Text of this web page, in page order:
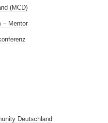
(MCD)
– Mentor
Deutschland